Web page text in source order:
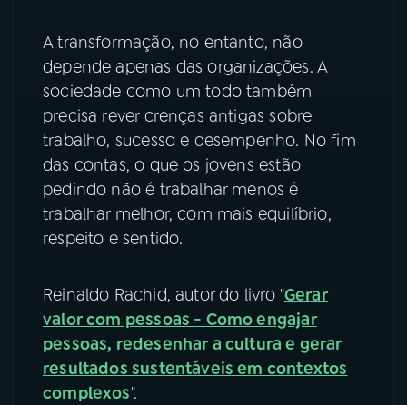
A transformação, no entanto, não
depende apenas das organizações. A
sociedade como um todo também
precisa rever crenças antigas sobre
trabalho, sucesso e desempenho. No fim
das contas, o que os jovens estão
pedindo não é trabalhar menos é
trabalhar melhor, com mais equilíbrio,
respeito e sentido.
Reinaldo Rachid, autor do livro "Gerar
valor com pessoas - Como engajar
pessoas, redesenhar a cultura e gerar
resultados sustentáveis em contextos
complexos".